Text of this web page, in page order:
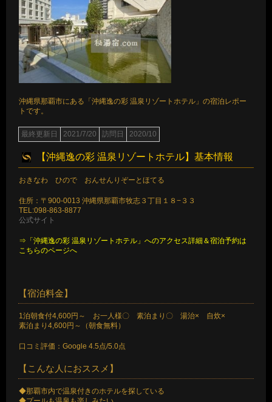
沖縄県那覇市にある「沖縄逸の彩 温泉リゾートホテル」の宿泊レポー
トです。
最終更新日 2021/7/20 訪問日 2020/10
【沖縄逸の彩 温泉リゾートホテル】基本情報
おきなわ ひので おんせんりぞーとほてる
住所：〒900-0013 沖縄県那覇市牧志３丁目１８−３３
TEL:098-863-8877
公式サイト
⇒「沖縄逸の彩 温泉リゾートホテル」へのアクセス詳細＆宿泊予約は
こちらのページへ
【宿泊料金】
1泊朝食付4,600円～ お一人様〇 素泊まり〇 湯治× 自炊×
素泊まり4,600円～（朝食無料）
口コミ評価：Google 4.5点/5.0点
【こんな人におススメ】
◆那覇市内で温泉付きのホテルを探している